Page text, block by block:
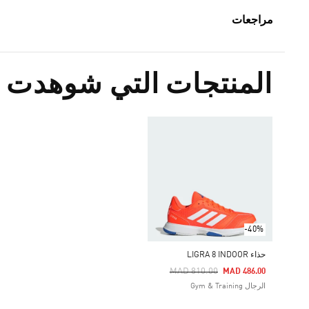
مراجعات
المنتجات التي شوهدت
-40%
حذاء LIGRA 8 INDOOR
Price Reduced From
MAD 810.00
To MAD 486.00
الرجال Gym & Training